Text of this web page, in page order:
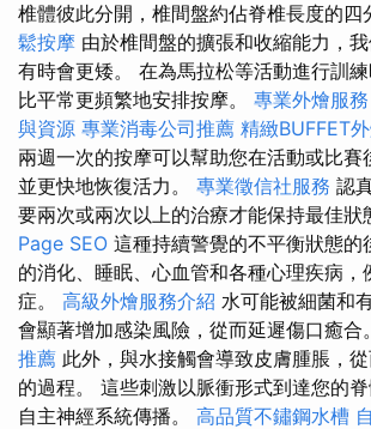
椎體彼此分開，椎間盤約佔脊椎長度的四
鬆按摩 由於椎間盤的擴張和收縮能力，我
有時會更矮。 在為馬拉松等活動進行訓
比平常更頻繁地安排按摩。 專業外燴服務
與資源 專業消毒公司推薦 精緻BUFFET
兩週一次的按摩可以幫助您在活動或比賽
並更快地恢復活力。 專業徵信社服務 認
要兩次或兩次以上的治療才能保持最佳狀
Page SEO 這種持續警覺的不平衡狀態的
的消化、睡眠、心血管和各種心理疾病，
症。 高級外燴服務介紹 水可能被細菌和
會顯著增加感染風險，從而延遲傷口癒合
推薦 此外，與水接觸會導致皮膚腫脹，
的過程。 這些刺激以脈衝形式到達您的
自主神經系統傳播。 高品質不鏽鋼水槽